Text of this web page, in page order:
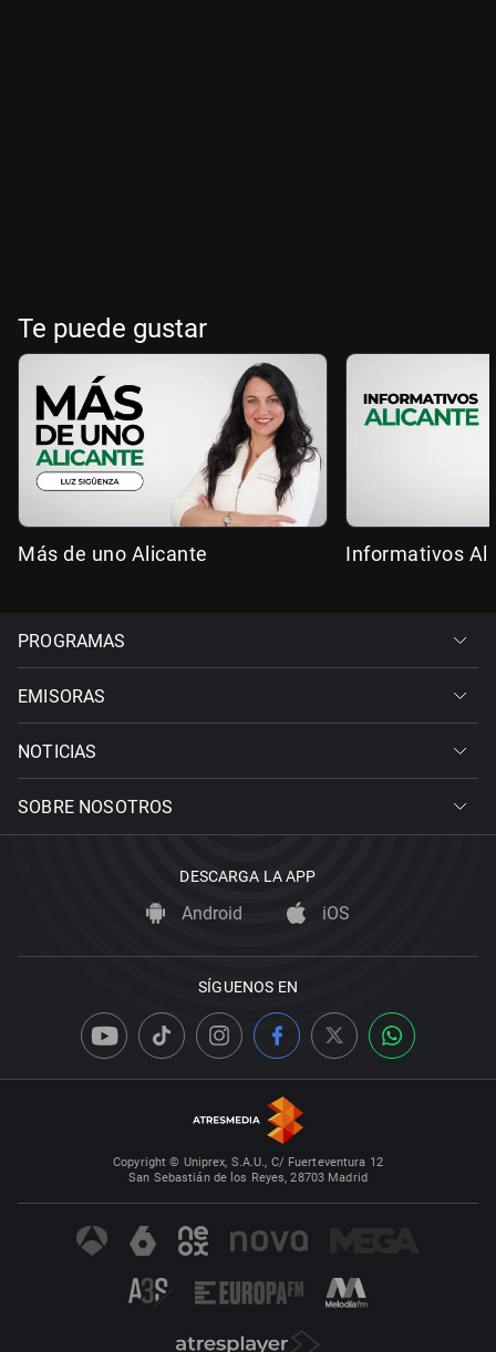
Te puede gustar
Más de uno Alicante Informativos
PROGRAMAS
EMISORAS
NOTICIAS
SOBRE NOSOTROS
DESCARGA LA APP
Android iOS
SÍGUENOS EN
Copyright © Uniprex, S.A.U., C/ Fuerteventura 12
San Sebastián de los Reyes, 28703 Madrid